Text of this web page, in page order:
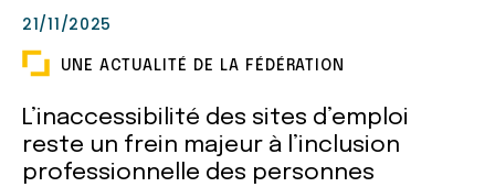
L’inaccessibilité des sites d’emploi
reste un frein majeur à l’inclusion
professionnelle des personnes
21/11/2025
UNE ACTUALITÉ DE LA FÉDÉRATION